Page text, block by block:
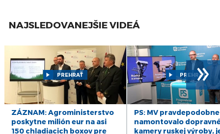
apr
rakúskeho Marcheggu do Bratislavy
Bratislavy do rakúskeho Marcheggu
13
apr
UNIKÁTNY VLAKOVÝ VIDEOPROJEKT: Zo
Zohora do Záhorskej Vsi
8
UNIKÁTNY VLAKOVÝ VIDEOPROJEKT:
Železničná stanica Starý Smokovec
7
apr
UNIKÁTNY VLAKOVÝ VIDEOPROJEKT:
Železničná stanica Štrbské Pleso
NAJSLEDOVANEJŠIE VIDEÁ
PREHRAŤ
ZÁZNAM: Agroministerstvo
poskytne milión eur na asi
150 chladiacich boxov pre
PREHRAŤ
PS: MV pravdepodobne
namontovalo
kamery ruskej výroby,
»